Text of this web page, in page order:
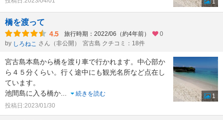
1
橋を渡って
4.5 旅行時期：2022/06（約4年前）
0
by しろねこ さん（非公開） 宮古島 クチコミ：18件
宮古島本島から橋を渡り車で行かれます。中心部か
ら４５分くらい。行く途中にも観光名所など点在し
ています。
池間島に入る橋か
続きを読む
投稿日:2023/01/30
1